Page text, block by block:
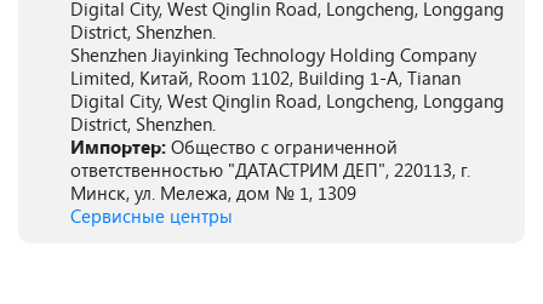
Digital City, West Qinglin Road, Longcheng, Longgang
District, Shenzhen.
Shenzhen Jiayinking Technology Holding Company
Limited, Китай, Room 1102, Building 1-A, Tianan
Digital City, West Qinglin Road, Longcheng, Longgang
District, Shenzhen.
Импортер: Общество с ограниченной
ответственностью "ДАТАСТРИМ ДЕП", 220113, г.
Минск, ул. Мележа, дом № 1, 1309
Сервисные центры